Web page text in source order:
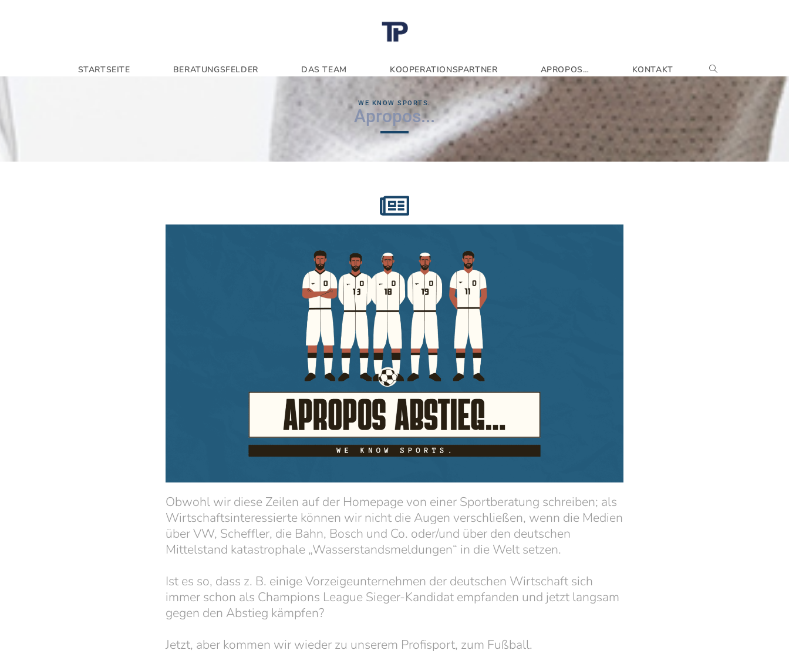
STARTSEITE BERATUNGSFELDER DAS TEAM KOOPERATIONSPARTNER APROPOS… KONTAKT
WE KNOW SPORTS.
Apropos...
Obwohl wir diese Zeilen auf der Homepage von einer Sportberatung schreiben; als
Wirtschaftsinteressierte können wir nicht die Augen verschließen, wenn die Medien
über VW, Scheffler, die Bahn, Bosch und Co. oder/und über den deutschen
Mittelstand katastrophale „Wasserstandsmeldungen“ in die Welt setzen.
Ist es so, dass z. B. einige Vorzeigeunternehmen der deutschen Wirtschaft sich
immer schon als Champions League Sieger-Kandidat empfanden und jetzt langsam
gegen den Abstieg kämpfen?
Jetzt, aber kommen wir wieder zu unserem Profisport, zum Fußball.